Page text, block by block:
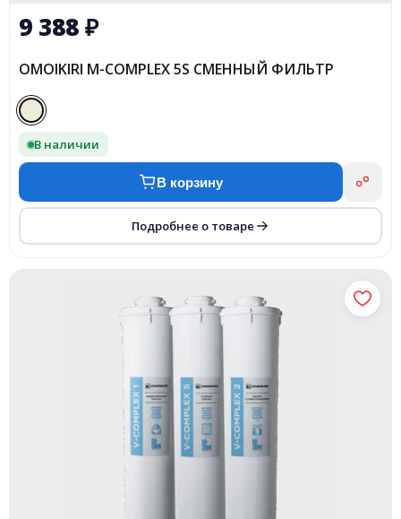
9 388₽
OMOIKIRI M-COMPLEX 5S СМЕННЫЙ ФИЛЬТР
В наличии
В корзину
Подробнее о товаре